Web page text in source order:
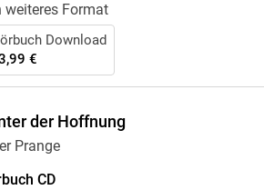
weiteres Format
Download
€
der Hoffnung
Prange
CD